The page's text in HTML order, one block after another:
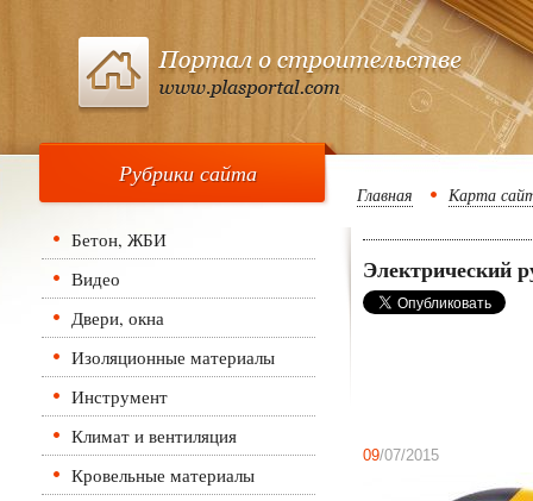
Рубрики сайта
Бетон, ЖБИ
Видео
Двери, окна
Изоляционные материалы
Инструмент
Климат и вентиляция
Кровельные материалы
Главная Карта
Электрический
09/07/2015